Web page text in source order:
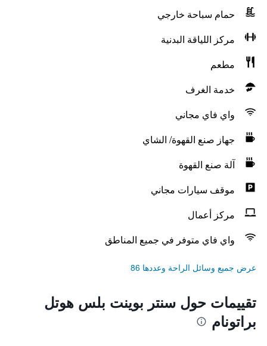
حمام سباحة خارجي
مركز اللياقة البدنية
مطعم
خدمة الغرف
واي فاي مجاني
جهاز صنع القهوة/ الشاي
آلة صنع القهوة
موقف سيارات مجاني
مركز أعمال
واي فاي متوفر في جميع المناطق
عرض جميع وسائل الراحة وعددها 86
تقييمات حول سنتر بوينت بلس هوتل
براتونام